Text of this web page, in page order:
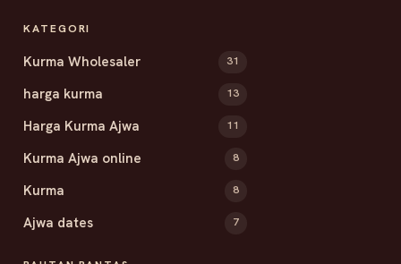
KATEGORI
Kurma Wholesaler 31
harga kurma 13
Harga Kurma Ajwa 11
Kurma Ajwa online 8
Kurma 8
Ajwa dates 7